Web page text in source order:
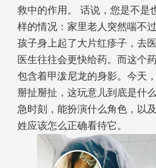
救中的作用。 话说，您是不是
样的情况：家里老人突然喘不
孩子身上起了大片红疹子，去
医生往往会更快给药。而这个
包含着甲泼尼龙的身影。今天
掰扯掰扯，这玩意儿到底是什
急时刻，能扮演什么角色，以
姓应该怎么正确看待它。